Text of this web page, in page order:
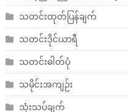
သတင်းထုတ်ပြန်ချက်
သတင်းဒိုင်ယာရီ
သတင်းဓါတ်ပုံ
သမိုင်းအကျဉ်း
သုံးသပ်ချက်